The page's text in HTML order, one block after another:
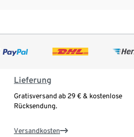
Lieferung
Gratisversand ab 29 € & kostenlose
Rücksendung.
Versandkosten